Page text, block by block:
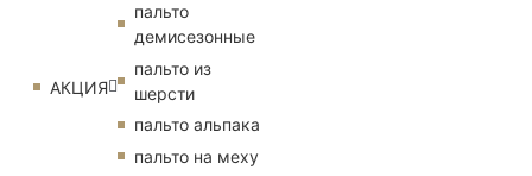
АКЦИЯ
пальто
демисезонные
пальто из
шерсти
пальто альпака
пальто на меху